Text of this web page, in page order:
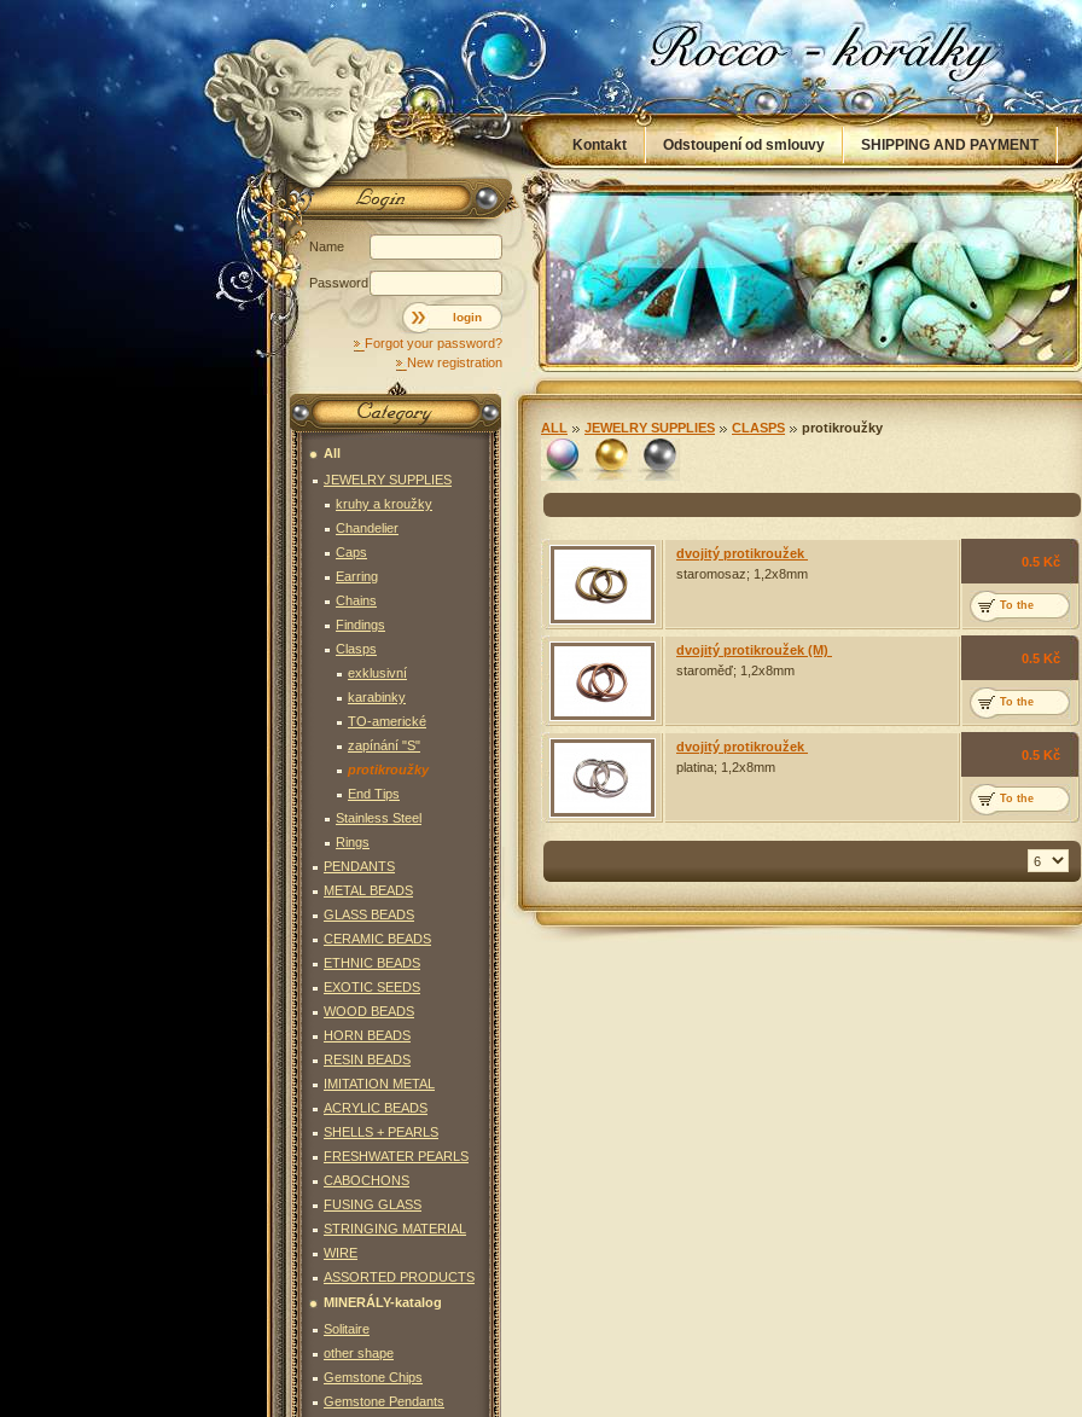
ALL JEWELRY SUPPLIES CLASPS protikroužky
Unselected
zlatá(2) stříbrná(1)
dvojitý protikroužek
staromosaz; 1,2x8mm
0.5 Kč
To the
basket
dvojitý protikroužekstaromosaz; 1,2x8mm
0.5
Kč
To the basket
dvojitý protikroužek (M)
staroměď; 1,2x8mm
0.5 Kč
To the
basket
dvojitý protikroužek (M)staroměď; 1,2x8mm
0.5
Kč
To the basket
Details
dvojitý protikroužek
platina; 1,2x8mm
0.5 Kč
To the
To the basketDetails
All
JEWELRY SUPPLIES
kruhy a kroužky
Chandelier
Caps
Earring
Chains
Findings
Clasps
exklusivní
karabinky
TO-americké
zapínání "S"
protikroužky
End Tips
Stainless Steel
Rings
PENDANTS
METAL BEADS
GLASS BEADS
CERAMIC BEADS
ETHNIC BEADS
EXOTIC SEEDS
WOOD BEADS
HORN BEADS
RESIN BEADS
IMITATION METAL
ACRYLIC BEADS
SHELLS + PEARLS
FRESHWATER PEARLS
CABOCHONS
FUSING GLASS
STRINGING MATERIAL
WIRE
ASSORTED PRODUCTS
MINERÁLY-katalog
Solitaire
other shape
Gemstone Chips
Gemstone Pendants
Kontakt Odstoupení od smlouvy SHIPPING AND PAYMENT
Obchodní podmínky NÁVODY Info
Name
Password
login
Forgot your password?
New registration